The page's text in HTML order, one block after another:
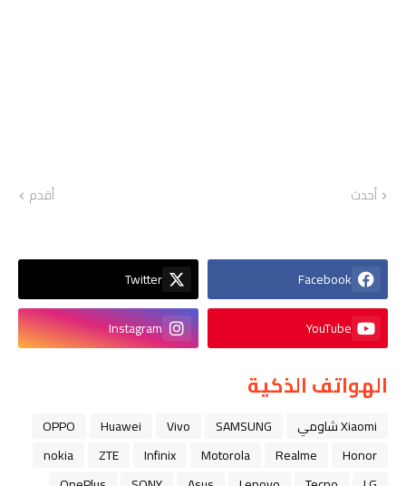
أحدث أقدم
Facebook
Twitter
YouTube
Instagram
الهواتف الذكية
Xiaomi شاومي SAMSUNG
Vivo
Huawei
OPPO
Honor
Realme
Motorola
Infinix
ZTE
nokia